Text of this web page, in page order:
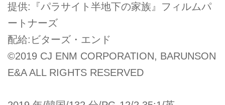
提供:『パラサイト半地下の家族』フィルムパ
ートナーズ
配給:ビターズ・エンド
©︎2019 CJ ENM CORPORATION, BARUNSON
E&A ALL RIGHTS RESERVED